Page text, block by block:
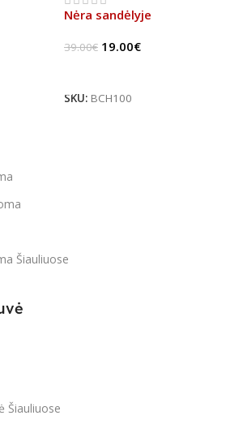
Nėra sandėlyje
39.00€ 19.00€
SKU: BCH100
Šiauliuose
Šiauliuose